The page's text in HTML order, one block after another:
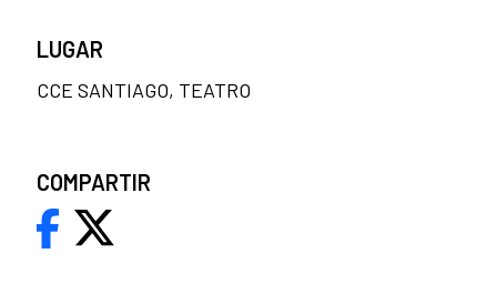
LUGAR
CCE SANTIAGO, TEATRO
COMPARTIR